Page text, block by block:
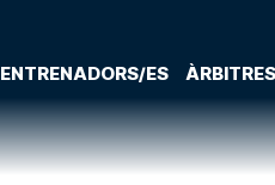
ENTRENADORS/ES ÀRBITRES